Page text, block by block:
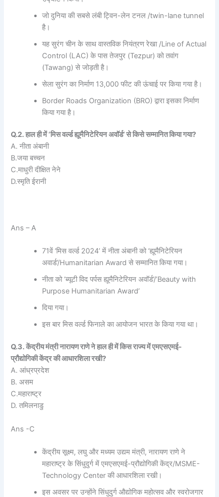
जो दुनिया की सबसे लंबी ट्विन-लेन टनल /twin-lane tunnel
है।
यह सुरंग चीन के साथ वास्तविक नियंत्रण रेखा /Line of Actual
Control (LAC) के पास तेजपुर (Tezpur) को तवांग
(Tawang) से जोड़ती है।
सेला सुरंग का निर्माण 13,000 फीट की ऊंचाई पर किया गया है।
Border Roads Organization (BRO) द्वारा इसका निर्माण
किया गया है।
Q.2. हाल ही में ‘मिस वर्ल्ड ह्यूमैनिटेरियन अवॉर्ड’ से किसे सम्मानित किया गया?
A. नीता अंबानी
B.जया बच्चन
C.माधुरी दीक्षित नेने
D.स्मृति ईरानी
Ans – A
71वें ‘मिस वर्ल्ड 2024’ में नीता अंबानी को ‘ह्यूमैनिटेरियन
अवार्ड’/Humanitarian Award से सम्मानित किया गया।
नीता को ‘ब्यूटी विद पर्पस ह्यूमैनिटेरियन अवॉर्ड’/’Beauty with
Purpose Humanitarian Award’
दिया गया।
इस बार मिस वर्ल्ड फिनाले का आयोजन भारत के किया गया था।
Q.3. केंद्रीय मंत्री नारायण राणे ने हाल ही में किस राज्य में एमएसएमई-
प्रौद्योगिकी केंद्र की आधारशिला रखी?
A. आंध्रप्रदेश
B. असम
C.महाराष्ट्र
D. तमिलनाडु
Ans -C
केंद्रीय सूक्ष्म, लघु और मध्यम उद्यम मंत्री, नारायण राणे ने
महाराष्ट्र के सिंधुदुर्ग में एमएसएमई-प्रौद्योगिकी केंद्र/MSME-
Technology Center की आधारशिला रखी।
इस अवसर पर उन्होंने सिंधुदुर्ग औद्योगिक महोत्सव और स्वरोजगार